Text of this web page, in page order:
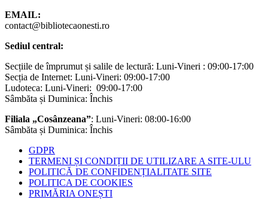
EMAIL:
contact@bibliotecaonesti.ro
Sediul central:
Secțiile de împrumut și salile de lectură: Luni-Vineri : 09:00-17:00
Secția de Internet: Luni-Vineri: 09:00-17:00
Ludoteca: Luni-Vineri: 09:00-17:00
Sâmbăta și Duminica: Închis
Filiala „Cosânzeana”: Luni-Vineri: 08:00-16:00
Sâmbăta și Duminica: Închis
GDPR
TERMENI ȘI CONDIȚII DE UTILIZARE A SITE-ULU
POLITICĂ DE CONFIDENȚIALITATE SITE
POLITICA DE COOKIES
PRIMĂRIA ONEȘTI